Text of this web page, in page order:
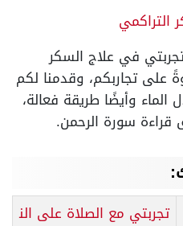
التراكمي
في علاج السكر
على تجاربكم، وقدمنا لكم
وأيضًا طريقة فعالة،
قراءة سورة الرحمن.
تجربتي مع الصلاة على الن